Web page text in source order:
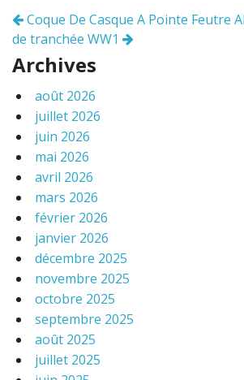
o
k
Navigation
des
articles
Coque De Casque A Pointe Feutre
de tranchée WW1
Archives
août 2026
juillet 2026
juin 2026
mai 2026
avril 2026
mars 2026
février 2026
janvier 2026
décembre 2025
novembre 2025
octobre 2025
septembre 2025
août 2025
juillet 2025